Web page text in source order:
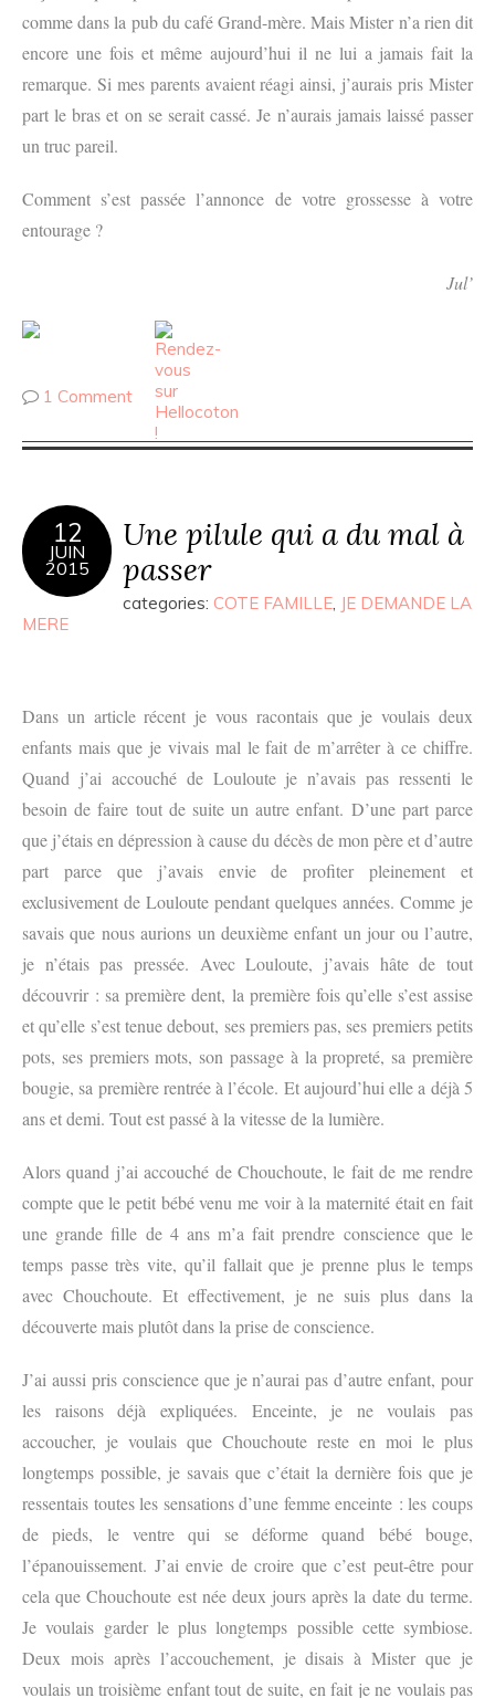
comme dans la pub du café Grand-mère. Mais Mister n’a rien dit
encore une fois et même aujourd’hui il ne lui a jamais fait la
remarque. Si mes parents avaient réagi ainsi, j’aurais pris Mister
part le bras et on se serait cassé. Je n’aurais jamais laissé passer
un truc pareil.
Comment s’est passée l’annonce de votre grossesse à votre
entourage ?
Jul’
1 Comment
12
JUIN
2015
Une pilule qui a du mal à
passer
categories: COTE FAMILLE, JE DEMANDE LA
MERE
Dans un article récent je vous racontais que je voulais deux
enfants mais que je vivais mal le fait de m’arrêter à ce chiffre.
Quand j’ai accouché de Louloute je n’avais pas ressenti le
besoin de faire tout de suite un autre enfant. D’une part parce
que j’étais en dépression à cause du décès de mon père et d’autre
part parce que j’avais envie de profiter pleinement et
exclusivement de Louloute pendant quelques années. Comme je
savais que nous aurions un deuxième enfant un jour ou l’autre,
je n’étais pas pressée. Avec Louloute, j’avais hâte de tout
découvrir : sa première dent, la première fois qu’elle s’est assise
et qu’elle s’est tenue debout, ses premiers pas, ses premiers petits
pots, ses premiers mots, son passage à la propreté, sa première
bougie, sa première rentrée à l’école. Et aujourd’hui elle a déjà 5
ans et demi. Tout est passé à la vitesse de la lumière.
Alors quand j’ai accouché de Chouchoute, le fait de me rendre
compte que le petit bébé venu me voir à la maternité était en fait
une grande fille de 4 ans m’a fait prendre conscience que le
temps passe très vite, qu’il fallait que je prenne plus le temps
avec Chouchoute. Et effectivement, je ne suis plus dans la
découverte mais plutôt dans la prise de conscience.
J’ai aussi pris conscience que je n’aurai pas d’autre enfant, pour
les raisons déjà expliquées. Enceinte, je ne voulais pas
accoucher, je voulais que Chouchoute reste en moi le plus
longtemps possible, je savais que c’était la dernière fois que je
ressentais toutes les sensations d’une femme enceinte : les coups
de pieds, le ventre qui se déforme quand bébé bouge,
l’épanouissement. J’ai envie de croire que c’est peut-être pour
cela que Chouchoute est née deux jours après la date du terme.
Je voulais garder le plus longtemps possible cette symbiose.
Deux mois après l’accouchement, je disais à Mister que je
voulais un troisième enfant tout de suite, en fait je ne voulais pas